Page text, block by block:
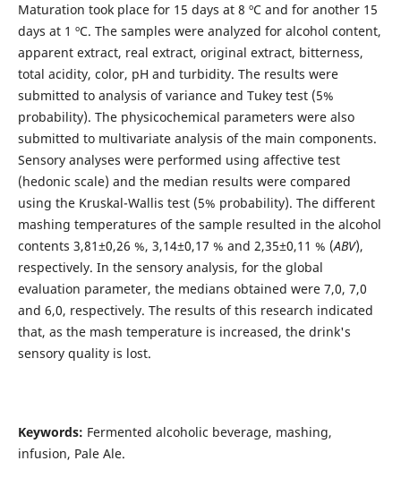
Maturation took place for 15 days at 8 ºC and for another 15
days at 1 ºC. The samples were analyzed for alcohol content,
apparent extract, real extract, original extract, bitterness,
total acidity, color, pH and turbidity. The results were
submitted to analysis of variance and Tukey test (5%
probability). The physicochemical parameters were also
submitted to multivariate analysis of the main components.
Sensory analyses were performed using affective test
(hedonic scale) and the median results were compared
using the Kruskal-Wallis test (5% probability). The different
mashing temperatures of the sample resulted in the alcohol
contents 3,81±0,26 %, 3,14±0,17 % and 2,35±0,11 % (ABV),
respectively. In the sensory analysis, for the global
evaluation parameter, the medians obtained were 7,0, 7,0
and 6,0, respectively. The results of this research indicated
that, as the mash temperature is increased, the drink's
sensory quality is lost.
Keywords: Fermented alcoholic beverage, mashing,
infusion, Pale Ale.